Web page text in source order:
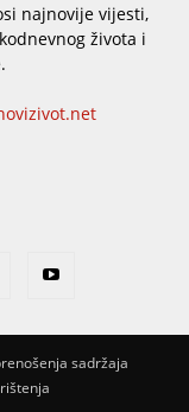
najnovije vijesti,
života i
sadržaja